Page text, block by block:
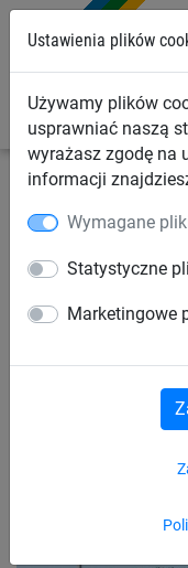
Ustawienia plików
Używamy plików
usprawniać naszą
wyrażasz zgodę na
informacji
Wymagane
Statystyczne
Marketingowe
Plandeka
(1,80 x